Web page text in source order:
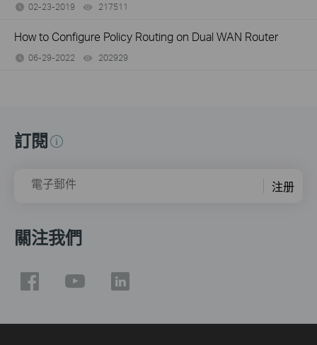
02-23-2019 217511
How to Configure Policy Routing on Dual WAN Router
06-29-2022 202929
訂閱
電子郵件 注册
關注我們